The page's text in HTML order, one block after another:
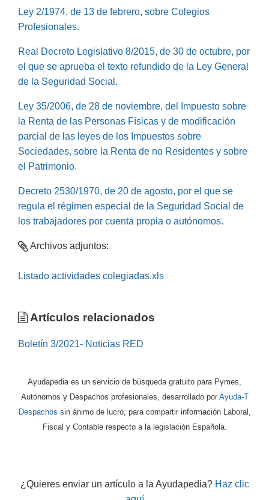
Ley 2/1974, de 13 de febrero, sobre Colegios
Profesionales.
Real Decreto Legislativo 8/2015, de 30 de octubre, por
el que se aprueba el texto refundido de la Ley General
de la Seguridad Social.
Ley 35/2006, de 28 de noviembre, del Impuesto sobre
la Renta de las Personas Físicas y de modificación
parcial de las leyes de los Impuestos sobre
Sociedades, sobre la Renta de no Residentes y sobre
el Patrimonio.
Decreto 2530/1970, de 20 de agosto, por el que se
regula el régimen especial de la Seguridad Social de
los trabajadores por cuenta propia o autónomos.
Archivos adjuntos:
Listado actividades colegiadas.xls
Artículos relacionados
Boletín 3/2021- Noticias RED
Ayudapedia es un servicio de búsqueda gratuito para Pymes,
Autónomos y Despachos profesionales, desarrollado por Ayuda-T
Despachos sin ánimo de lucro, para compartir información Laboral,
Fiscal y Contable respecto a la legislación Española.
¿Quieres enviar un artículo a la Ayudapedia? Haz clic